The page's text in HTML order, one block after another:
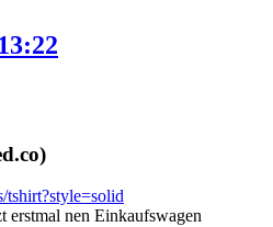
tshirt?style=solid
erstmal nen Einkaufswagen